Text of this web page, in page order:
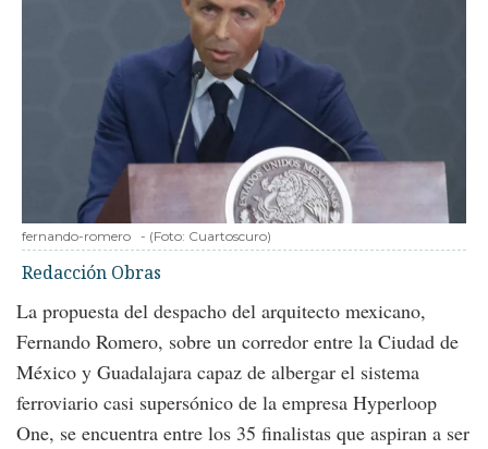
fernando-romero - (Foto: Cuartoscuro)
Redacción Obras
La propuesta del despacho del arquitecto mexicano,
Fernando Romero, sobre un corredor entre la Ciudad de
México y Guadalajara capaz de albergar el sistema
ferroviario casi supersónico de la empresa Hyperloop
One, se encuentra entre los 35 finalistas que aspiran a ser